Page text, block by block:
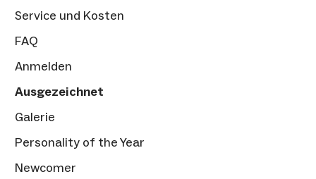
Service und Kosten
FAQ
Anmelden
Ausgezeichnet
Galerie
Personality of the Year
Newcomer